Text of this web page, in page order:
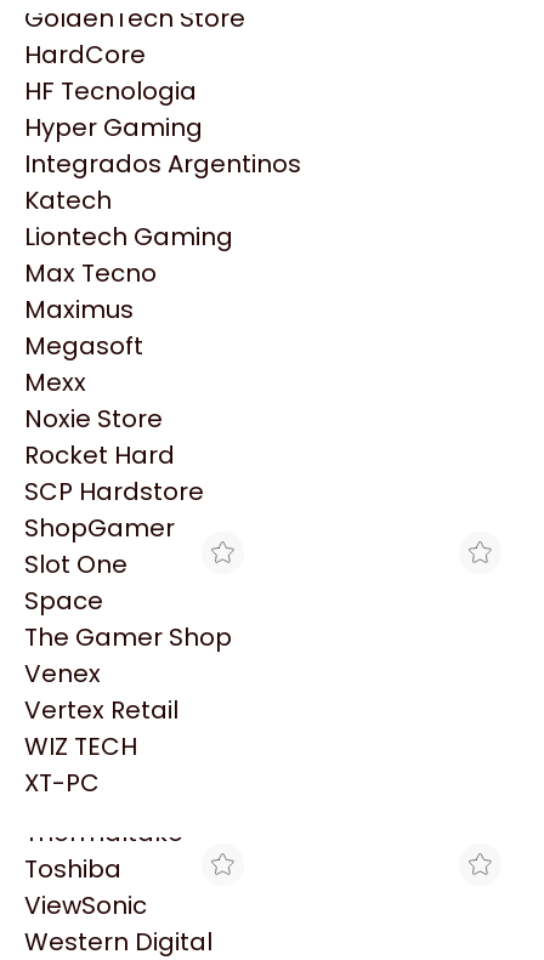
HP
HyperX
INNO3D
Intel
Kingston
Lenovo
Logitech
MSI
NVIDIA GeForce
NZXT
PNY
Palit
Philips
PowerColor
Razer
Redragon
Samsung
Sandisk
Sapphire
Seagate
Sentey
Solarmax
Thermaltake
Toshiba
ViewSonic
Western Digital
GoldenTech Store
HardCore
HF Tecnologia
Hyper Gaming
Integrados Argentinos
Katech
Liontech Gaming
Max Tecno
Maximus
Megasoft
Mexx
Noxie Store
Rocket Hard
SCP Hardstore
ShopGamer
Slot One
Space
The Gamer Shop
Venex
Vertex Retail
WIZ TECH
XT-PC
Productos
Similares
Explorá más productos similares
GORILA GAMES
MEMORIA PC FURY DDR5
NEGRA
$482.550